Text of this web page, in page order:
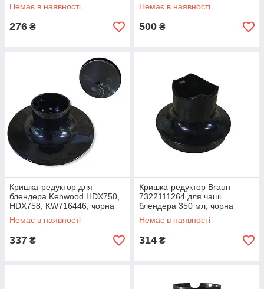
Немає в наявності
276 ₴
Немає в наявності
500 ₴
Кришка-редуктор для
блендера Kenwood HDX750,
HDX758, KW716446, чорна
Немає в наявності
337 ₴
Кришка-редуктор Braun
7322111264 для чаші
блендера 350 мл, чорна
Немає в наявності
314 ₴